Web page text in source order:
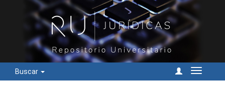
Buscar
Cambiar